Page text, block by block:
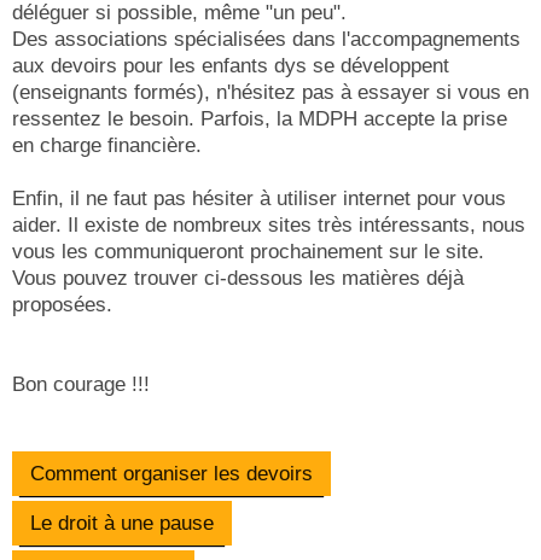
déléguer si possible, même "un peu".
Des associations spécialisées dans l'accompagnements
aux devoirs pour les enfants dys se développent
(enseignants formés), n'hésitez pas à essayer si vous en
ressentez le besoin. Parfois, la MDPH accepte la prise
en charge financière.
Enfin, il ne faut pas hésiter à utiliser internet pour vous
aider. Il existe de nombreux sites très intéressants, nous
vous les communiqueront prochainement sur le site.
Vous pouvez trouver ci-dessous les matières déjà
proposées.
Bon courage !!!
Comment organiser les devoirs
Le droit à une pause